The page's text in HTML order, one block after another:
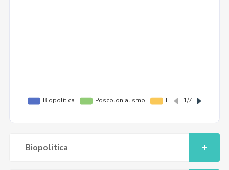
Biopolítica